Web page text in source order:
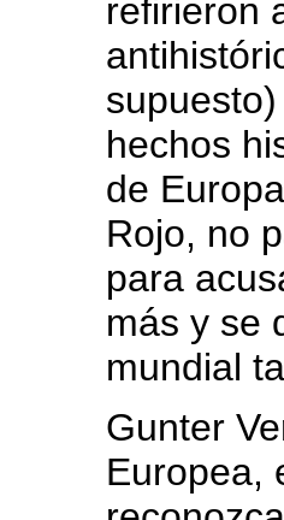
refirieron
hechos
de
Rojo, no
para
más y se
mundial
Gunter
Europea,